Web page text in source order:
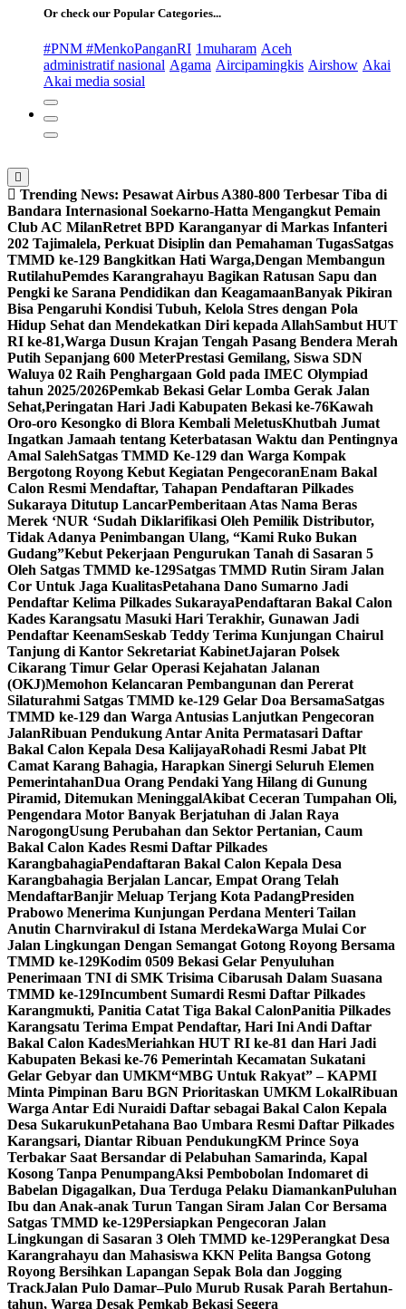
Or check our Popular Categories...
#PNM #MenkoPanganRI 1muharam Aceh
administratif nasional Agama Aircipamingkis Airshow Akai
Akai media sosial
Trending News: Pesawat Airbus A380-800 Terbesar Tiba di
Bandara Internasional Soekarno-Hatta Mengangkut Pemain
Club AC MilanRetret BPD Karanganyar di Markas Infanteri
202 Tajimalela, Perkuat Disiplin dan Pemahaman TugasSatgas
TMMD ke-129 Bangkitkan Hati Warga,Dengan Membangun
RutilahuPemdes Karangrahayu Bagikan Ratusan Sapu dan
Pengki ke Sarana Pendidikan dan KeagamaanBanyak Pikiran
Bisa Pengaruhi Kondisi Tubuh, Kelola Stres dengan Pola
Hidup Sehat dan Mendekatkan Diri kepada AllahSambut HUT
RI ke-81,Warga Dusun Krajan Tengah Pasang Bendera Merah
Putih Sepanjang 600 MeterPrestasi Gemilang, Siswa SDN
Waluya 02 Raih Penghargaan Gold pada IMEC Olympiad
tahun 2025/2026Pemkab Bekasi Gelar Lomba Gerak Jalan
Sehat,Peringatan Hari Jadi Kabupaten Bekasi ke-76Kawah
Oro-oro Kesongko di Blora Kembali MeletusKhutbah Jumat
Ingatkan Jamaah tentang Keterbatasan Waktu dan Pentingnya
Amal SalehSatgas TMMD Ke-129 dan Warga Kompak
Bergotong Royong Kebut Kegiatan PengecoranEnam Bakal
Calon Resmi Mendaftar, Tahapan Pendaftaran Pilkades
Sukaraya Ditutup LancarPemberitaan Atas Nama Beras
Merek ‘NUR ‘Sudah Diklarifikasi Oleh Pemilik Distributor,
Tidak Adanya Penimbangan Ulang, “Kami Ruko Bukan
Gudang”Kebut Pekerjaan Pengurukan Tanah di Sasaran 5
Oleh Satgas TMMD ke-129Satgas TMMD Rutin Siram Jalan
Cor Untuk Jaga KualitasPetahana Dano Sumarno Jadi
Pendaftar Kelima Pilkades SukarayaPendaftaran Bakal Calon
Kades Karangsatu Masuki Hari Terakhir, Gunawan Jadi
Pendaftar KeenamSeskab Teddy Terima Kunjungan Chairul
Tanjung di Kantor Sekretariat KabinetJajaran Polsek
Cikarang Timur Gelar Operasi Kejahatan Jalanan
(OKJ)Memohon Kelancaran Pembangunan dan Pererat
Silaturahmi Satgas TMMD ke-129 Gelar Doa BersamaSatgas
TMMD ke-129 dan Warga Antusias Lanjutkan Pengecoran
JalanRibuan Pendukung Antar Anita Permatasari Daftar
Bakal Calon Kepala Desa KalijayaRohadi Resmi Jabat Plt
Camat Karang Bahagia, Harapkan Sinergi Seluruh Elemen
PemerintahanDua Orang Pendaki Yang Hilang di Gunung
Piramid, Ditemukan MeninggalAkibat Ceceran Tumpahan Oli,
Pengendara Motor Banyak Berjatuhan di Jalan Raya
NarogongUsung Perubahan dan Sektor Pertanian, Caum
Bakal Calon Kades Resmi Daftar Pilkades
KarangbahagiaPendaftaran Bakal Calon Kepala Desa
Karangbahagia Berjalan Lancar, Empat Orang Telah
MendaftarBanjir Meluap Terjang Kota PadangPresiden
Prabowo Menerima Kunjungan Perdana Menteri Tailan
Anutin Charnvirakul di Istana MerdekaWarga Mulai Cor
Jalan Lingkungan Dengan Semangat Gotong Royong Bersama
TMMD ke-129Kodim 0509 Bekasi Gelar Penyuluhan
Penerimaan TNI di SMK Trisima Cibarusah Dalam Suasana
TMMD ke-129Incumbent Sumardi Resmi Daftar Pilkades
Karangmukti, Panitia Catat Tiga Bakal CalonPanitia Pilkades
Karangsatu Terima Empat Pendaftar, Hari Ini Andi Daftar
Bakal Calon KadesMeriahkan HUT RI ke-81 dan Hari Jadi
Kabupaten Bekasi ke-76 Pemerintah Kecamatan Sukatani
Gelar Gebyar dan UMKM“MBG Untuk Rakyat” – KAPMI
Minta Pimpinan Baru BGN Prioritaskan UMKM LokalRibuan
Warga Antar Edi Nuraidi Daftar sebagai Bakal Calon Kepala
Desa SukarukunPetahana Bao Umbara Resmi Daftar Pilkades
Karangsari, Diantar Ribuan PendukungKM Prince Soya
Terbakar Saat Bersandar di Pelabuhan Samarinda, Kapal
Kosong Tanpa PenumpangAksi Pembobolan Indomaret di
Babelan Digagalkan, Dua Terduga Pelaku DiamankanPuluhan
Ibu dan Anak-anak Turun Tangan Siram Jalan Cor Bersama
Satgas TMMD ke-129Persiapkan Pengecoran Jalan
Lingkungan di Sasaran 3 Oleh TMMD ke-129Perangkat Desa
Karangrahayu dan Mahasiswa KKN Pelita Bangsa Gotong
Royong Bersihkan Lapangan Sepak Bola dan Jogging
TrackJalan Pulo Damar–Pulo Murub Rusak Parah Bertahun-
tahun, Warga Desak Pemkab Bekasi Segera